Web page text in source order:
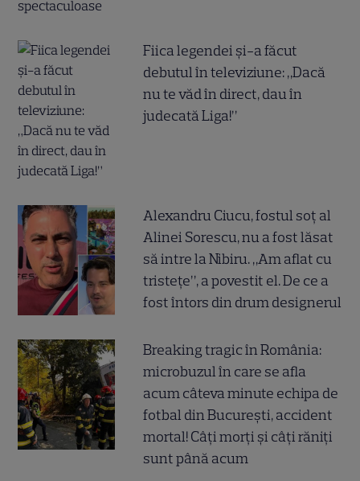
Fiica legendei și-a făcut
debutul în televiziune: „Dacă
nu te văd în direct, dau în
judecată Liga!”
Alexandru Ciucu, fostul soț al
Alinei Sorescu, nu a fost lăsat
să intre la Nibiru. „Am aflat cu
tristețe”, a povestit el. De ce a
fost întors din drum designerul
Breaking tragic în România:
microbuzul în care se afla
acum câteva minute echipa de
fotbal din București, accident
mortal! Câți morți și câți răniți
sunt până acum